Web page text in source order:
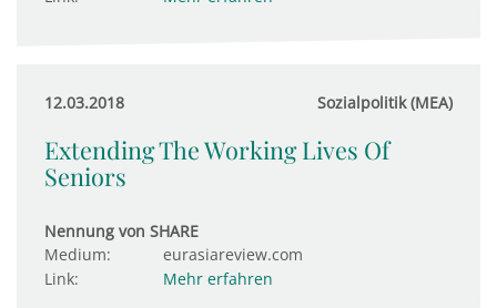
12.03.2018 Sozialpolitik (MEA)
Extending The Working Lives Of
Seniors
Nennung von SHARE
Medium:
eurasiareview.com
Link:
Mehr erfahren